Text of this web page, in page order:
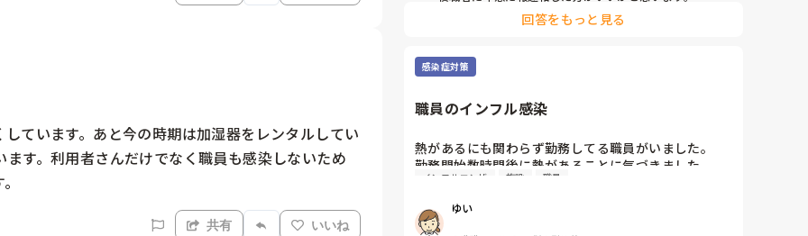
ています。あと今の時期は加湿器をレンタルしてい
す。利用者さんだけでなく職員も感染しないため
共有 いいね
言えないと図に乗って、その怠慢さはエスカレートす
がいい時は色々と話しかけてきます。
私もあしらう事ができず、無難に話しを合わせるので
すが、苦痛以外のなにものでもありません。
むしろ、会話すらしたくないし、顔も見たくないくら
年齢的にも転職はリスクが大きいなと感じており、彼
と組む日をどうにかやり過ごす感じですが、彼が帰る
彼の為に働いている訳ではないし、利用者さんが少し
でも快適に過ごしてもらえたらと言う想いで仕事をし
普通にクビ案件ですね。回答をもっと見る
感染症対策
職員のインフル感染
熱があるにも関わらず勤務してる職員がいました。
勤務開始数時間後に熱があることに気づきました。
普段通りの様子だったので全く気づきませんでした。
て迷惑かけるからとなかなか帰ろうとせず…
インフルエンザ 施設 職員
ゆい